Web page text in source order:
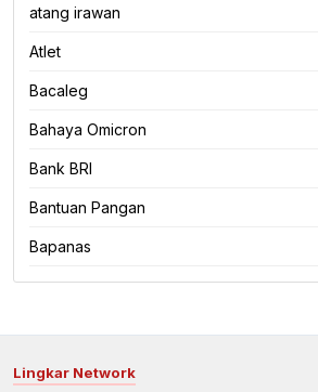
atang irawan
Atlet
Bacaleg
Bahaya Omicron
Bank BRI
Bantuan Pangan
Bapanas
Lingkar Network